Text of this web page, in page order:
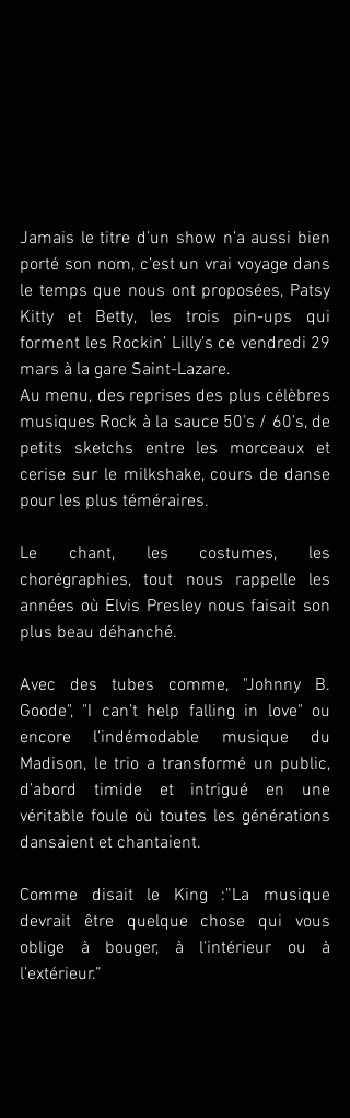
Jamais le titre d’un show n’a aussi bien
porté son nom, c’est un vrai voyage dans
le temps que nous ont proposées, Patsy
Kitty et Betty, les trois pin-ups qui
forment les Rockin’ Lilly’s ce vendredi 29
mars à la gare Saint-Lazare.
Au menu, des reprises des plus célèbres
musiques Rock à la sauce 50’s / 60’s, de
petits sketchs entre les morceaux et
cerise sur le milkshake, cours de danse
pour les plus téméraires.
Le chant, les costumes, les
chorégraphies, tout nous rappelle les
années où Elvis Presley nous faisait son
plus beau déhanché.
Avec des tubes comme, "Johnny B.
Goode", "I can’t help falling in love" ou
encore l’indémodable musique du
Madison, le trio a transformé un public,
d’abord timide et intrigué en une
véritable foule où toutes les générations
dansaient et chantaient.
Comme disait le King :”La musique
devrait être quelque chose qui vous
oblige à bouger, à l’intérieur ou à
l’extérieur.”